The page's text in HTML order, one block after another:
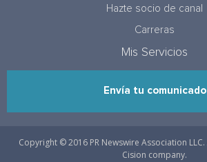
Hazte socio de canal
Carreras
Mis Servicios
Envía tu comunicado
Copyright © 2016 PR Newswire Association
Cision company.